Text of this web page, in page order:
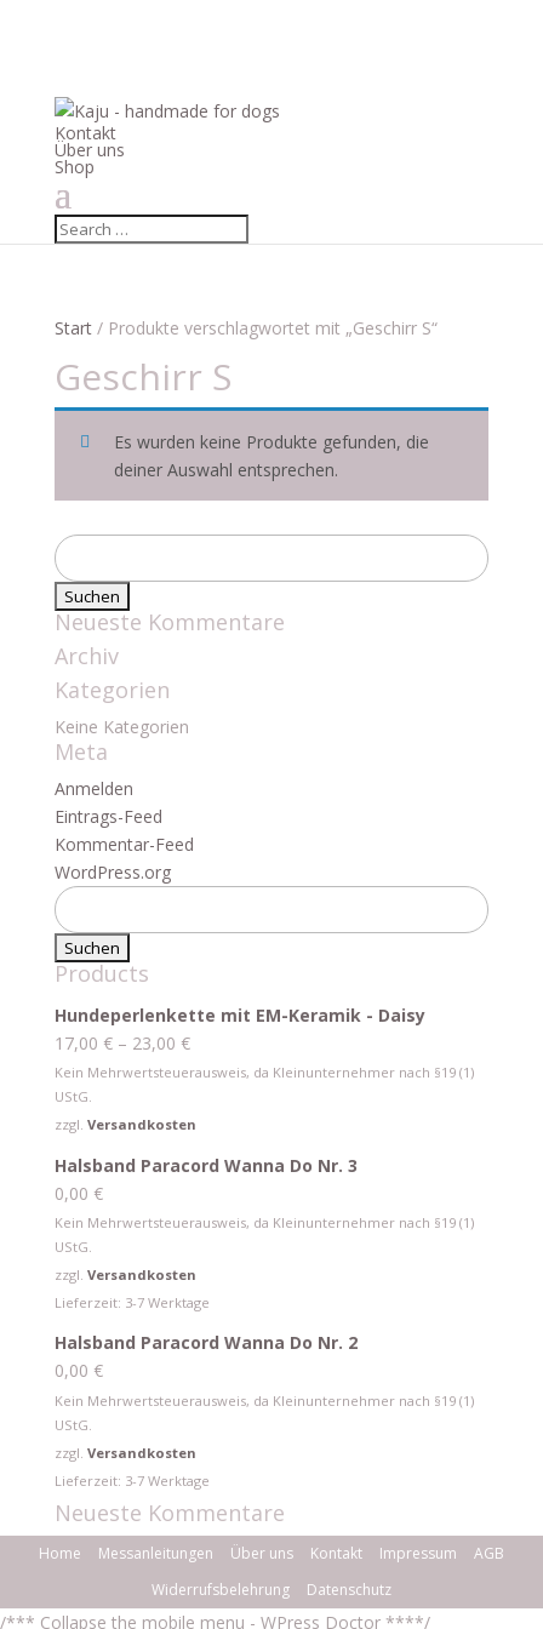
Kontakt
Über uns
Shop
Start/ Produkte verschlagwortet mit „Geschirr S“
Geschirr S
Es wurden keine Produkte gefunden, die
deiner Auswahl entsprechen.
Suchen
nach:
Neueste Kommentare
Archiv
Kategorien
Keine Kategorien
Meta
Anmelden
Eintrags-Feed
Kommentar-Feed
WordPress.org
Suchen
nach:
Products
Hundeperlenkette mit EM-Keramik - Daisy
17,00 €– 23,00 €
Kein Mehrwertsteuerausweis, da Kleinunternehmer nach §19 (1)
UStG.
zzgl. Versandkosten
Halsband Paracord Wanna Do Nr. 3
0,00 €
Kein Mehrwertsteuerausweis, da Kleinunternehmer nach §19 (1)
UStG.
zzgl. Versandkosten
Lieferzeit: 3-7 Werktage
Halsband Paracord Wanna Do Nr. 2
0,00 €
Kein Mehrwertsteuerausweis, da Kleinunternehmer nach §19 (1)
UStG.
zzgl. Versandkosten
Lieferzeit: 3-7 Werktage
Neueste Kommentare
Home Messanleitungen Über uns Kontakt Impressum
AGB
Widerrufsbelehrung
Datenschutz
/*** Collapse the mobile menu - WPress Doctor ****/